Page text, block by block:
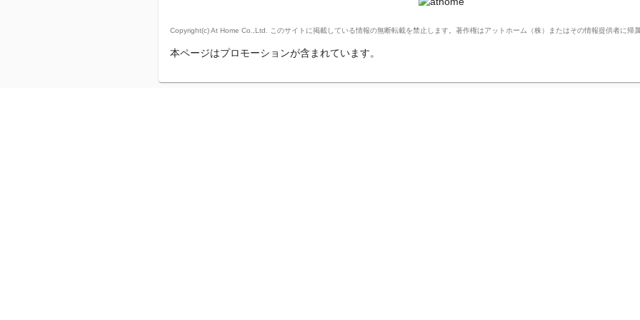
Copyright(c) At Home Co.,Ltd. このサイトに掲載している情報の無断転載を禁止します。著作権はアットホーム（株）またはその情報提供者に帰属
本ページはプロモーションが含まれています。